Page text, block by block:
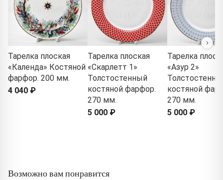
Тарелка плоская
«Календа» Костяной
фарфор. 200 мм.
4 040 ₽
Тарелка плоская
«Скарлетт 1»
Толстостенный
костяной фарфор.
270 мм.
5 000 ₽
Тарелка
«Азур 2»
костяной
270 мм.
5 000 ₽
Возможно вам понравится